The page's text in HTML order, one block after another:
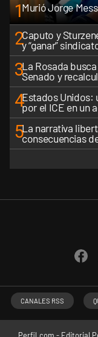
1Murió Jorge
2Caputo y
y “ganar”
3La Rosada
Senado y
4Estados Unidos:
por el ICE en un
5La narrativa
consecuencias
CANALES RSS